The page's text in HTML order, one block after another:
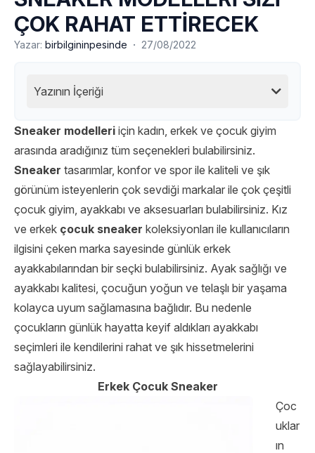
ÇOK RAHAT ETTİRECEK
Yazar: birbilgininpesinde · 27/08/2022
Yazının İçeriği
Sneaker modelleri için kadın, erkek ve çocuk giyim
arasında aradığınız tüm seçenekleri bulabilirsiniz.
Sneaker tasarımlar, konfor ve spor ile kaliteli ve şık
görünüm isteyenlerin çok sevdiği markalar ile çok çeşitli
çocuk giyim, ayakkabı ve aksesuarları bulabilirsiniz. Kız
ve erkek çocuk sneaker koleksiyonları ile kullanıcıların
ilgisini çeken marka sayesinde günlük erkek
ayakkabılarından bir seçki bulabilirsiniz. Ayak sağlığı ve
ayakkabı kalitesi, çocuğun yoğun ve telaşlı bir yaşama
kolayca uyum sağlamasına bağlıdır. Bu nedenle
çocukların günlük hayatta keyif aldıkları ayakkabı
seçimleri ile kendilerini rahat ve şık hissetmelerini
sağlayabilirsiniz.
Erkek Çocuk Sneaker
Çoc
uklar
ın